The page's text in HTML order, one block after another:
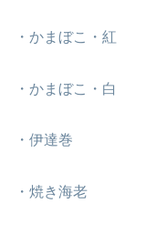
・かまぼこ・紅
・かまぼこ・白
・伊達巻
・焼き海老